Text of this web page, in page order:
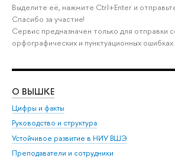
Выделите её, нажмите Ctrl+Enter и
Спасибо за участие!
Сервис предназначен только для отправки
орфографических и пунктуационных ошибках.
О ВЫШКЕ
Цифры и факты
Руководство и структура
Устойчивое развитие в НИУ ВШЭ
Преподаватели и сотрудники